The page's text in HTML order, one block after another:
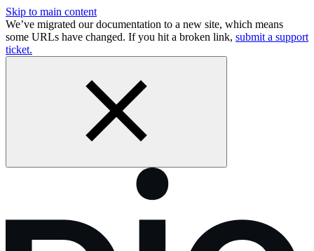
Skip to main content
We’ve migrated our documentation to a new site, which means
some URLs have changed. If you hit a broken link, submit a support
ticket.